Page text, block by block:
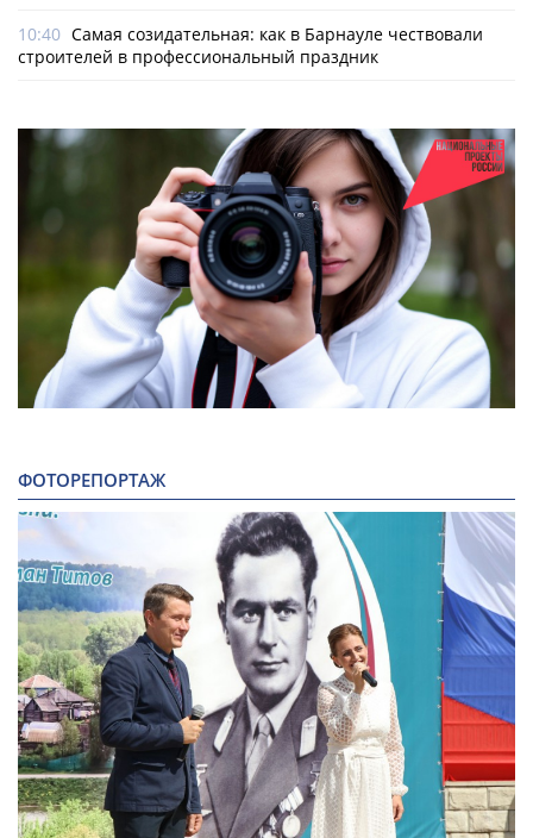
10:40 Самая созидательная: как в Барнауле чествовали
строителей в профессиональный праздник
ФОТОРЕПОРТАЖ